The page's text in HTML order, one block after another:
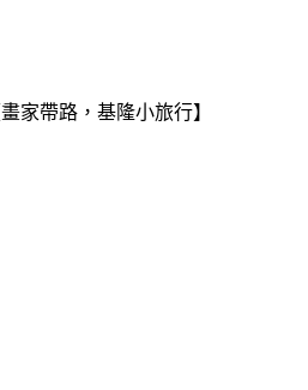
家帶路，基隆小旅行】